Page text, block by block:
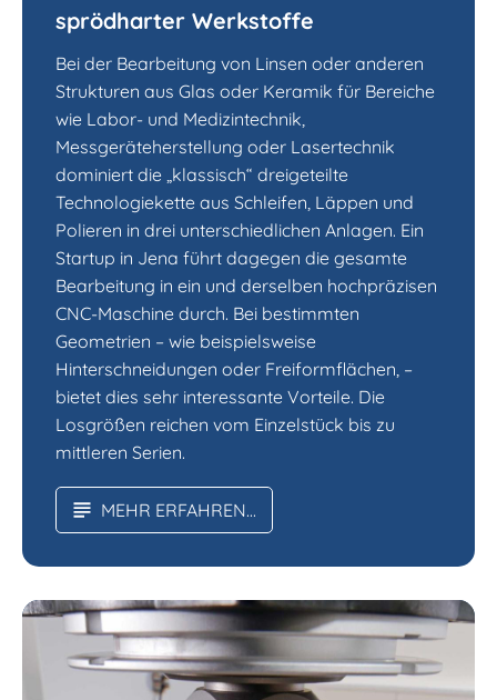
sprödharter Werkstoffe
Bei der Bearbeitung von Linsen oder anderen
Strukturen aus Glas oder Keramik für Bereiche
wie Labor- und Medizintechnik,
Messgeräteherstellung oder Lasertechnik
dominiert die „klassisch“ dreigeteilte
Technologiekette aus Schleifen, Läppen und
Polieren in drei unterschiedlichen Anlagen. Ein
Startup in Jena führt dagegen die gesamte
Bearbeitung in ein und derselben hochpräzisen
CNC-Maschine durch. Bei bestimmten
Geometrien – wie beispielsweise
Hinterschneidungen oder Freiformflächen, –
bietet dies sehr interessante Vorteile. Die
Losgrößen reichen vom Einzelstück bis zu
mittleren Serien.
MEHR ERFAHREN...